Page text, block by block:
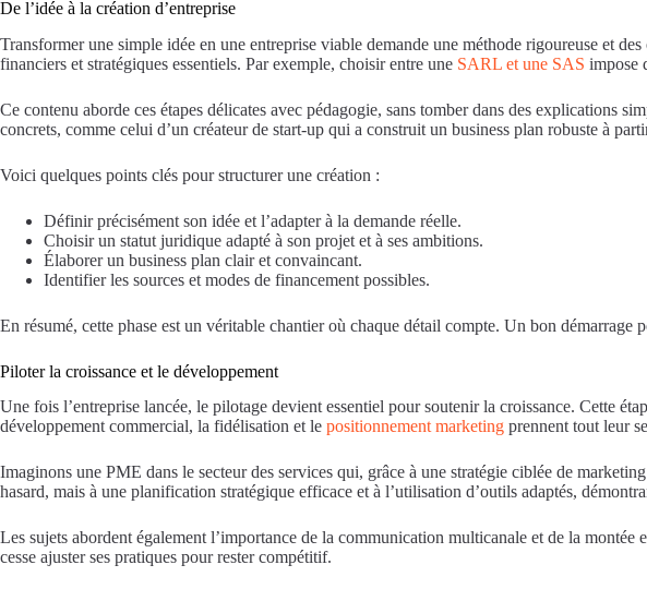
De l’idée à la création d’entreprise
Transformer une simple idée en une entreprise viable demande une méthode rigoureuse et
financiers et stratégiques essentiels. Par exemple, choisir entre une SARL et une SAS impose
Ce contenu aborde ces étapes délicates avec pédagogie, sans tomber dans des explications
concrets, comme celui d’un créateur de start-up qui a construit un business plan robuste à
Voici quelques points clés pour structurer une création :
Définir précisément son idée et l’adapter à la demande réelle.
Choisir un statut juridique adapté à son projet et à ses ambitions.
Élaborer un business plan clair et convaincant.
Identifier les sources et modes de financement possibles.
En résumé, cette phase est un véritable chantier où chaque détail compte. Un bon démarrage
Piloter la croissance et le développement
Une fois l’entreprise lancée, le pilotage devient essentiel pour soutenir la croissance. Cette
développement commercial, la fidélisation et le positionnement marketing prennent tout leur
Imaginons une PME dans le secteur des services qui, grâce à une stratégie ciblée de
hasard, mais à une planification stratégique efficace et à l’utilisation d’outils adaptés,
Les sujets abordent également l’importance de la communication multicanale et de la
cesse ajuster ses pratiques pour rester compétitif.